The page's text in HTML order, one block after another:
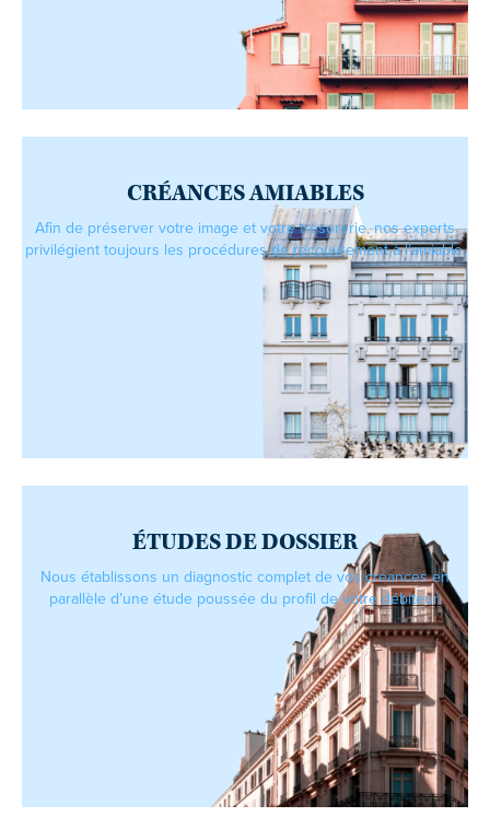
CRÉANCES AMIABLES
Afin de préserver votre image et votre trésorerie, nos experts
privilégient toujours les procédures de recouvrement à l’amiable.
ÉTUDES DE DOSSIER
Nous établissons un diagnostic complet de vos créances en
parallèle d’une étude poussée du profil de votre débiteur.